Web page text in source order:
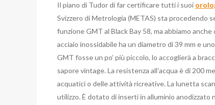
Il piano di Tudor di far certificare tutti i suoi
Svizzero di Metrologia (METAS) sta procedendo
funzione GMT al Black Bay 58, ma abbiamo
acciaio inossidabile ha un diametro di 39 mm e
GMT fosse un po’ più piccolo, lo accoglierà a
sapore vintage. La resistenza all’acqua è di 200
acquatici o delle attività ricreative. La lunetta
utilizzo. È dotato di inserti in alluminio